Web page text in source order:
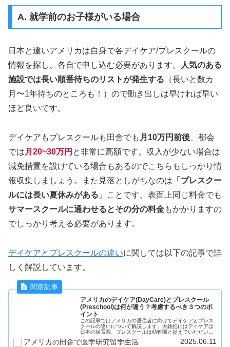
A. 就学前のお子様がいる場合
日本と違いアメリカは自身で各デイケア/プレスクールの
情報を探し、各自で申し込む必要があります。
人気のある
施設では長い順番待ちのリストが発生する （長いと数カ
月〜1年待ちのところも！）ので動き出しは早ければ早い
ほど良いです。
デイケアもプレスクールも田舎でも 月10万円前後 、都会
では 月20~30万円 と非常に高額です。収入が少ない場合は
減免措置を設けている場合もあるのでこちらもしっかり情
報収集しましょう。また見落としがちなのは 「プレスクー
ルには長い夏休みがある」
ことです。表面上同じ料金でも
サマースクールに通わせるとその分の料金もかかりますの
でしっかり考える必要があります。
デイケアとプレスクールの違いに関しては以下の記事で詳
しく解説しています。
アメリカのデイケア(DayCare)とプレスクール
(Preschool)は何が違う？考慮するべき３つのポ
イント
この記事ではアメリカの居住者に向けてデイケアとプレス
クールの違いについて解説します。大雑把にはデイケアは
日本の保育園、プレスクールは幼稚園と捉えていただいて
大丈夫ですが日本とは違うところも多く、また同じデイケ
アでも施設によってかなりの違いが見られるので一筋縄で
アメリカの田舎で医学研究留学生活 2025.06.11